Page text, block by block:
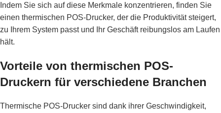
Indem Sie sich auf diese Merkmale konzentrieren, finden Sie
einen thermischen POS-Drucker, der die Produktivität steigert,
zu Ihrem System passt und Ihr Geschäft reibungslos am Laufen
hält.
Vorteile von thermischen POS-
Druckern für verschiedene Branchen
Thermische POS-Drucker sind dank ihrer Geschwindigkeit,